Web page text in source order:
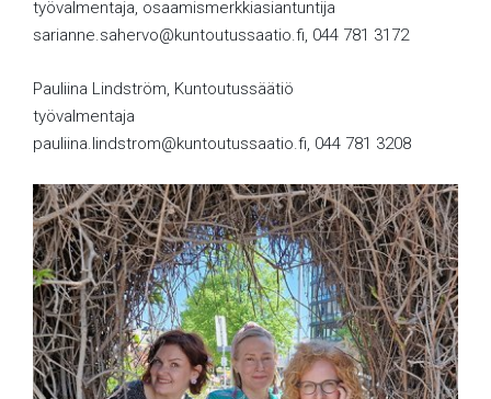
työvalmentaja, osaamismerkkiasiantuntija
sarianne.sahervo@kuntoutussaatio.fi, 044 781 3172
Pauliina Lindström, Kuntoutussäätiö
työvalmentaja
pauliina.lindstrom@kuntoutussaatio.fi, 044 781 3208